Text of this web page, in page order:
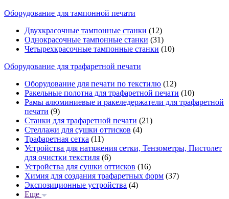
Оборудование для тампонной печати
Двухкрасочные тампонные станки (12)
Однокрасочные тампонные станки (31)
Четырехкрасочные тампонные станки (10)
Оборудование для трафаретной печати
Оборудование для печати по текстилю (12)
Ракельные полотна для трафаретной печати (10)
Рамы алюминиевые и ракеледержатели для трафаретной
печати (9)
Станки для трафаретной печати (21)
Стеллажи для сушки оттисков (4)
Трафаретная сетка (11)
Устройства для натяжения сетки, Тензометры, Пистолет
для очистки текстиля (6)
Устройства для сушки оттисков (16)
Химия для создания трафаретных форм (37)
Экспозиционные устройства (4)
Еще